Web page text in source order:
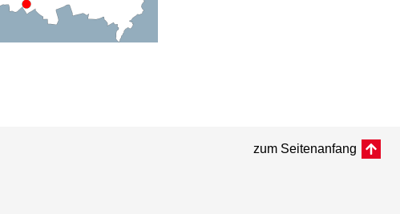
zum Seitenanfang